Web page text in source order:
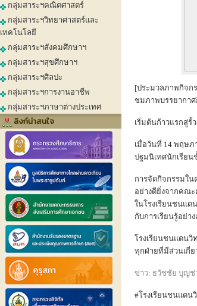
กลุ่มสาระฯคณิตศาสตร์
กลุ่มสาระฯวิทยาศาสตร์และ
เทคโนโลยี
กลุ่มสาระฯสังคมศึกษาฯ
กลุ่มสาระฯสุขศึกษาฯ
กลุ่มสาระฯศิลปะ
กลุ่มสาระฯการงานอาชีพ
กลุ่มสาระฯภาษาต่างประเทศ
ลิงก์น่าสนใจ
[ประมวลภาพกิจก
ชมภาพบรรยากา
เริ่มต้นก้าวแรกสู่รั้
เมื่อวันที่ 14 พฤษ
ปฐมนิเทศนักเรีย
การจัดกิจกรรมใน
อย่างดียิ่งจากคณ
ในโรงเรียนชนแ
กับการเรียนรู้อย่า
โรงเรียนชนแดน
ทุกฝ่ายที่มีส่วนเกี่ย
ข่าว: ธวัชชัย บุญช่
#โรงเรียนชนแดน